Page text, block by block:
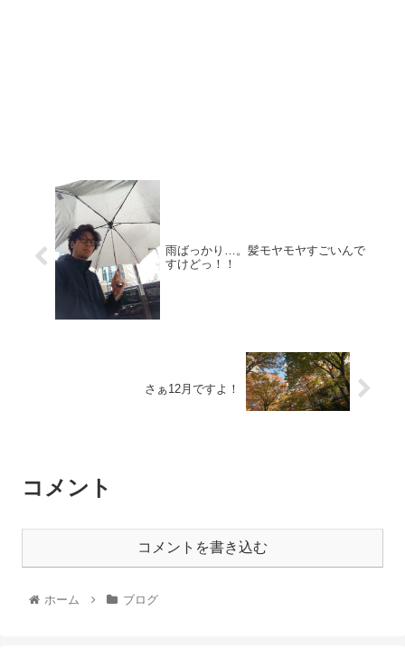
雨ばっかり…。髪モヤモヤすごいんで
すけどっ！！
さぁ12月ですよ！
コメント
コメントを書き込む
ホーム ブログ